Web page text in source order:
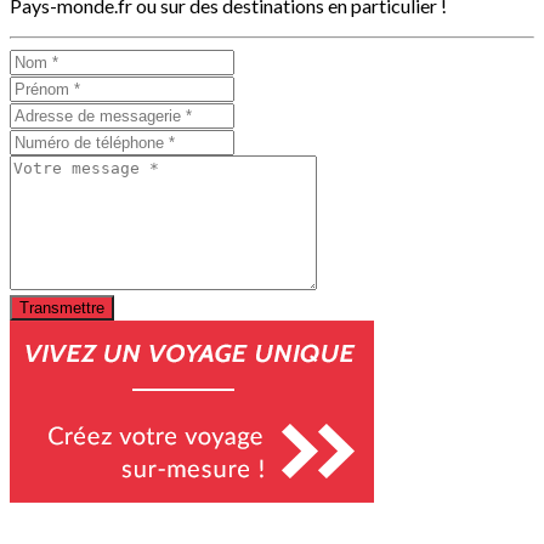
Pays-monde.fr ou sur des destinations en particulier !